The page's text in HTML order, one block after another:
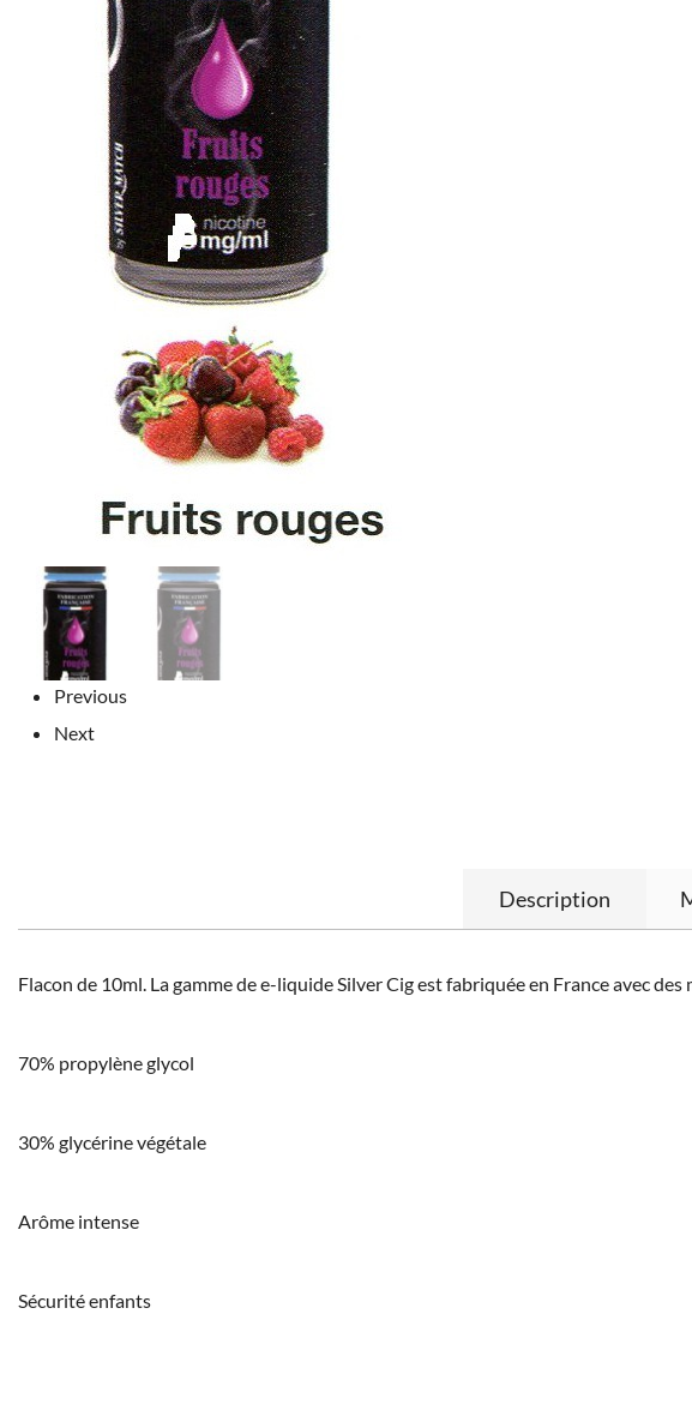
Previous
Next
Description
Flacon de 10ml. La gamme de e-liquide Silver Cig est fabriquée en France avec
70% propylène glycol
30% glycérine végétale
Arôme intense
Sécurité enfants